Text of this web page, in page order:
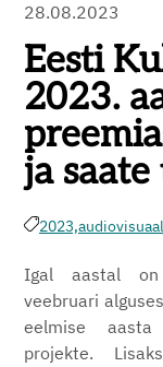
28.08.2023
Eesti
2023.
ja
2023,
Igal aastal on
veebruari
eelmise aasta
projekte.